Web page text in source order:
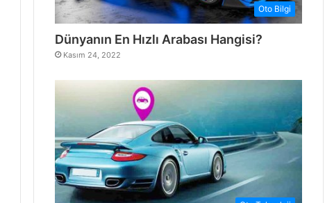
Oto Bilgi
Dünyanın En Hızlı Arabası Hangisi?
Kasım 24, 2022